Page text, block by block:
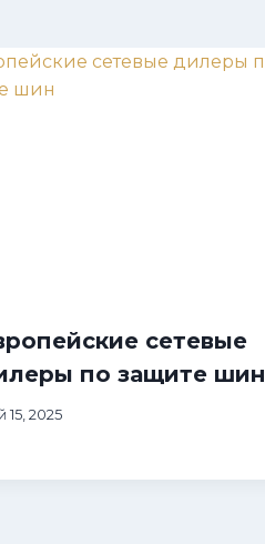
сетевые
по защите шин
15, 2025